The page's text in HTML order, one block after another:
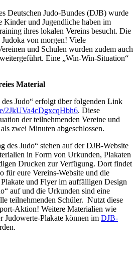
Deutschen Judo-Bundes (DJB) wurde
Kinder und Jugendliche haben im
ihres lokalen Vereins besucht. Die
von morgen! Viele
und Schulen wurden zudem auch
Eine „Win-Win-Situation“
Material
Judo“ erfolgt über folgenden Link
2JkUVa4cDgxcqHbh6. Diese
der teilnehmenden Vereine und
zwei Minuten abgeschlossen.
des Judo“ stehen auf der DJB-Website
in Form von Urkunden, Plakaten
Drucken zur Verfügung. Dort findet
für eure Vereins-Website und die
und Flyer im auffälligen Design
auf und die Urkunden sind eine
teilnehmenden Schüler. Nutzt diese
Aktion! Weitere Materialien wie
Judowerte-Plakate können im DJB-